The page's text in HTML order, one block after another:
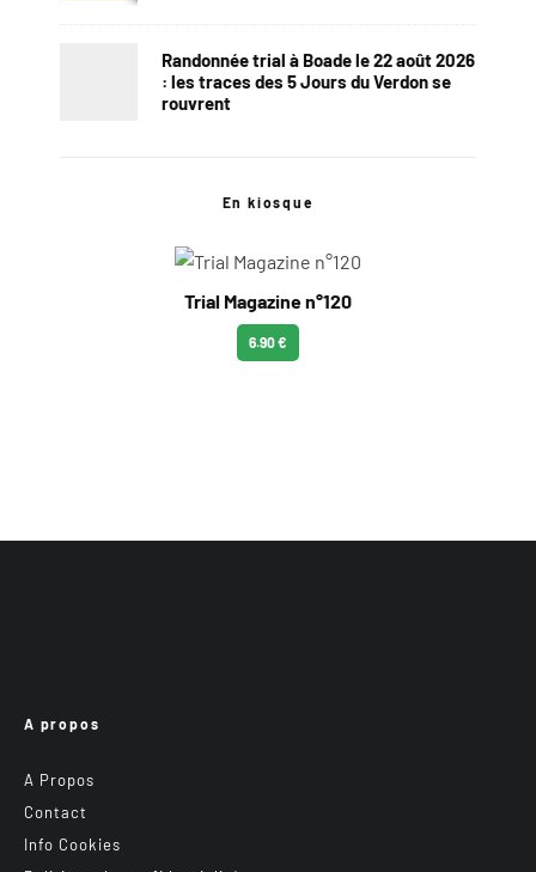
Randonnée trial à Boade le 22 août 2026
: les traces des 5 Jours du Verdon se
rouvrent
En kiosque
Trial Magazine n°120
6.90 €
A propos
A Propos
Contact
Info Cookies